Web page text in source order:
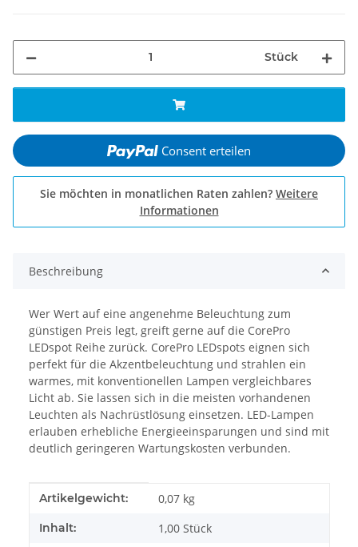
Stück
Consent erteilen
Sie möchten in monatlichen Raten zahlen? Weitere
Informationen
Beschreibung
Wer Wert auf eine angenehme Beleuchtung zum
günstigen Preis legt, greift gerne auf die CorePro
LEDspot Reihe zurück. CorePro LEDspots eignen sich
perfekt für die Akzentbeleuchtung und strahlen ein
warmes, mit konventionellen Lampen vergleichbares
Licht ab. Sie lassen sich in die meisten vorhandenen
Leuchten als Nachrüstlösung einsetzen. LED-Lampen
erlauben erhebliche Energieeinsparungen und sind mit
deutlich geringeren Wartungskosten verbunden.
Produkteigenschaft
Wert
Artikelgewicht: 0,07 kg
Inhalt: 1,00 Stück